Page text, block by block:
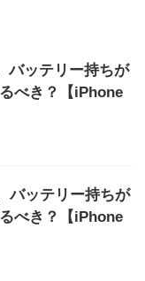
バッテリー持ちが
べき？【iPhone
バッテリー持ちが
べき？【iPhone